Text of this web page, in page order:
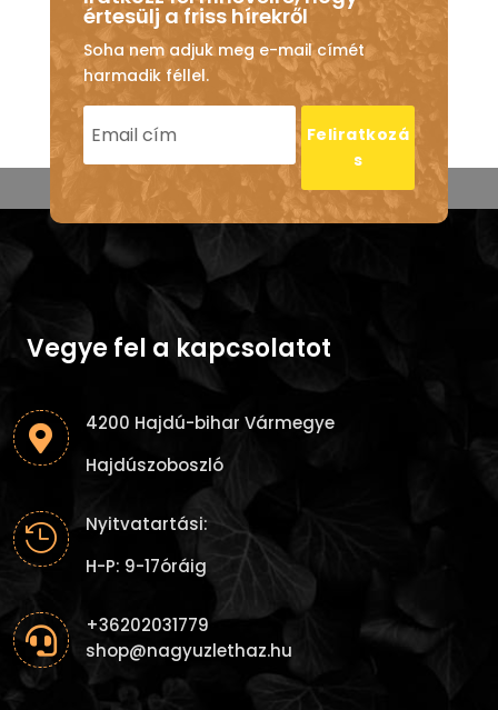
értesülj a friss hírekről
Soha nem adjuk meg e-mail címét
harmadik féllel.
Feliratkozá
s
Vegye fel a kapcsolatot

4200 Hajdú-bihar Vármegye
Hajdúszoboszló

Nyitvatartási:
H-P: 9-17óráig

+36202031779
shop@nagyuzlethaz.hu